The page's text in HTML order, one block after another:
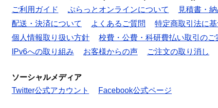
ご利用ガイド
ぷらっとオンラインについて
見積書・
配送・決済について
よくあるご質問
特定商取引法に
個人情報取り扱い方針
校費・公費・科研費払い取引のご
IPv6への取り組み
お客様からの声 ご注文の取り消し
ソーシャルメディア
Twitter公式アカウント
Facebook公式ページ